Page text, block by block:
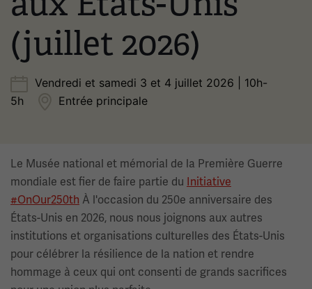
(juillet 2026)
Vendredi et samedi 3 et 4 juillet 2026 | 10h-
5h
Entrée principale
Le Musée national et mémorial de la Première Guerre
mondiale est fier de faire partie du Initiative
#OnOur250th À l'occasion du 250e anniversaire des
États-Unis en 2026, nous nous joignons aux autres
institutions et organisations culturelles des États-Unis
pour célébrer la résilience de la nation et rendre
hommage à ceux qui ont consenti de grands sacrifices